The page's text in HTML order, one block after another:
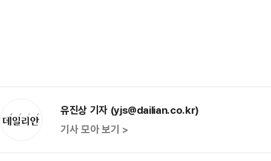
유진상 기자 (yjs@dailian.co.kr)
기사 모아 보기 >